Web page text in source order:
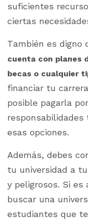
suficientes
ciertas
También es digno
cuenta con planes
becas o cualquier
financiar tu
posible pagarla
esas opciones.
Además, debes
tu universidad a
y peligrosos. Si
buscar una
estudiantes que